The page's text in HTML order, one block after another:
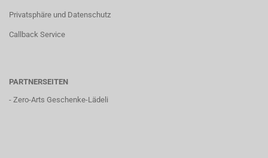
Privatsphäre und Datenschutz
Callback Service
PARTNERSEITEN
- Zero-Arts Geschenke-Lädeli